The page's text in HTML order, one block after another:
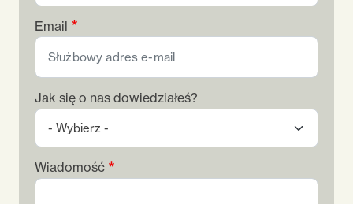
Email
Jak się o nas dowiedziałeś?
Wiadomość